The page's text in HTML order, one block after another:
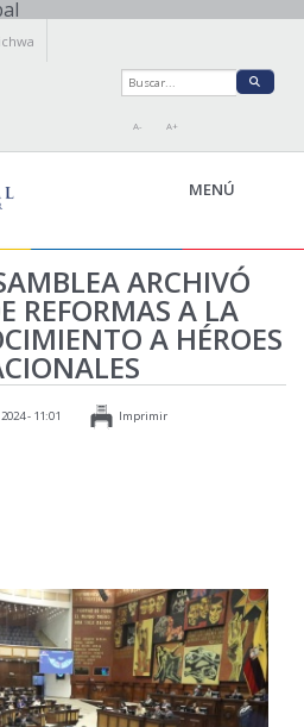
A- A+
MENÚ
ARCHIVÓ
REFORMAS A LA
A HÉROES
- 11:01 Imprimir